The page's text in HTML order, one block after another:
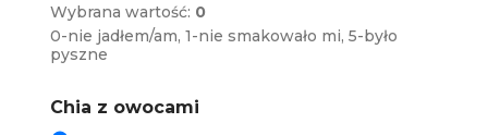
Wybrana wartość: 0
0-nie jadłem/am, 1-nie smakowało mi, 5-było
pyszne
Chia z owocami